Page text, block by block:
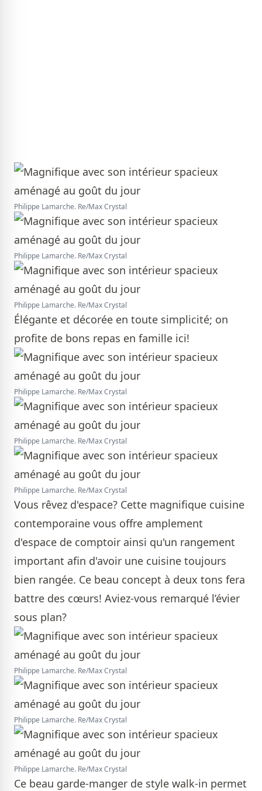
Philippe Lamarche. Re/Max Crystal
Philippe Lamarche. Re/Max Crystal
Philippe Lamarche. Re/Max Crystal
Élégante et décorée en toute simplicité; on
profite de bons repas en famille ici!
Philippe Lamarche. Re/Max Crystal
Philippe Lamarche. Re/Max Crystal
Philippe Lamarche. Re/Max Crystal
Vous rêvez d'espace? Cette magnifique cuisine
contemporaine vous offre amplement
d'espace de comptoir ainsi qu'un rangement
important afin d'avoir une cuisine toujours
bien rangée. Ce beau concept à deux tons fera
battre des cœurs! Aviez-vous remarqué l’évier
sous plan?
Philippe Lamarche. Re/Max Crystal
Philippe Lamarche. Re/Max Crystal
Philippe Lamarche. Re/Max Crystal
Ce beau garde-manger de style walk-in permet